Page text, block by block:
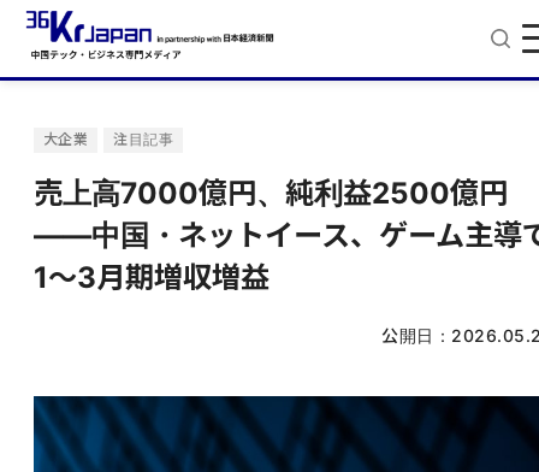
大企業 注目記事
売上高7000億円、純利益2500億円
——中国・ネットイース、ゲーム主導
1〜3月期増収増益
公開日：